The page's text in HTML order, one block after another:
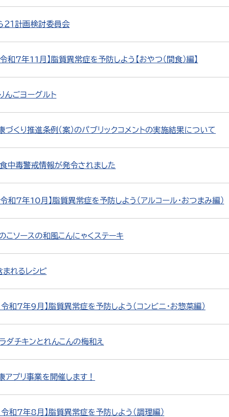
２１計画検討委員会
和7年11月】脂質異常症を予防しよう【おやつ（間食）編】
んごヨーグルト
づくり推進条例（案）のパブリックコメントの実施結果について
食中毒警戒情報が発令されました
和7年10月】脂質異常症を予防しよう（アルコール・おつまみ編）
こソースの和風こんにゃくステーキ
まれるレシピ
和7年9月】脂質異常症を予防しよう（コンビニ・お惣菜編）
ダチキンとれんこんの梅和え
アプリ事業を開催します！
和7年8月】脂質異常症を予防しよう（調理編）